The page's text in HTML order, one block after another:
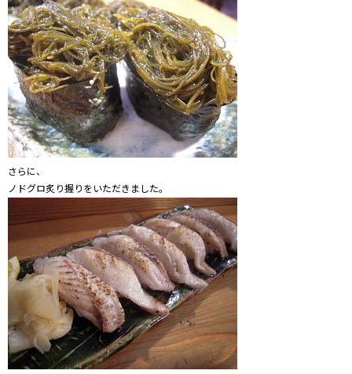
さらに、
ノドグロ炙り握りをいただきました。